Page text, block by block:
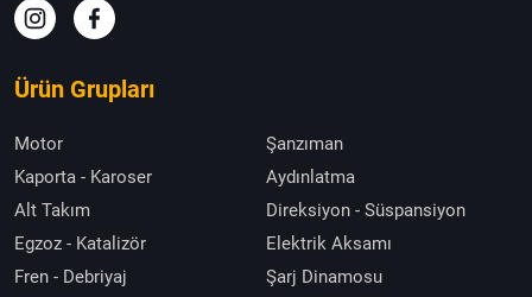
Ürün Grupları
Motor
Şanzıman
Kaporta - Karoser
Aydınlatma
Alt Takım
Direksiyon - Süspansiyon
Egzoz - Katalizör
Elektrik Aksamı
Fren - Debriyaj
Şarj Dinamosu